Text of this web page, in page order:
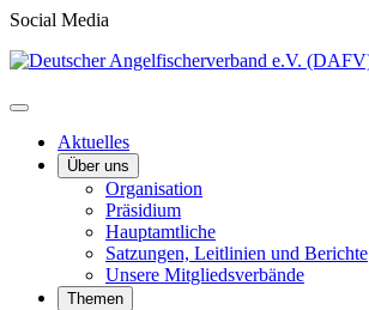
Social Media
Aktuelles
Über uns
Organisation
Präsidium
Hauptamtliche
Satzungen, Leitlinien und Berichte
Unsere Mitgliedsverbände
Themen